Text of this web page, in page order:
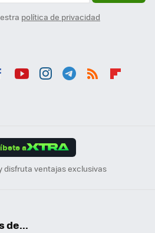
política de privacidad
a
disfruta ventajas exclusivas
de...